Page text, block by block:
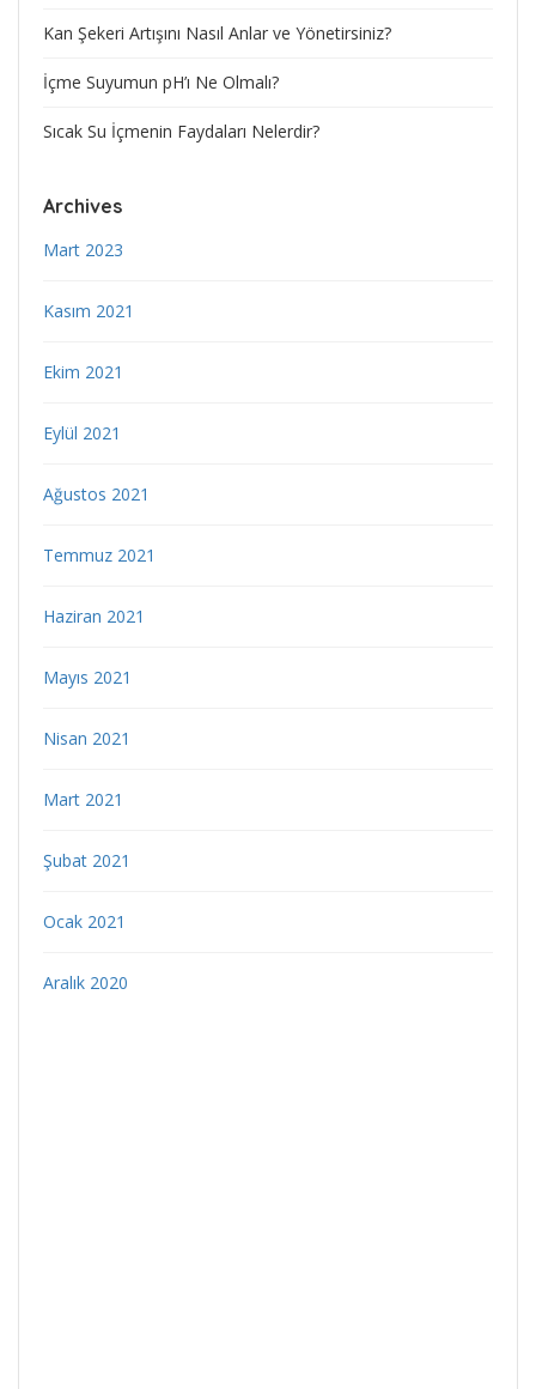
Kan Şekeri Artışını Nasıl Anlar ve Yönetirsiniz?
İçme Suyumun pH’ı Ne Olmalı?
Sıcak Su İçmenin Faydaları Nelerdir?
Archives
Mart 2023
Kasım 2021
Ekim 2021
Eylül 2021
Ağustos 2021
Temmuz 2021
Haziran 2021
Mayıs 2021
Nisan 2021
Mart 2021
Şubat 2021
Ocak 2021
Aralık 2020